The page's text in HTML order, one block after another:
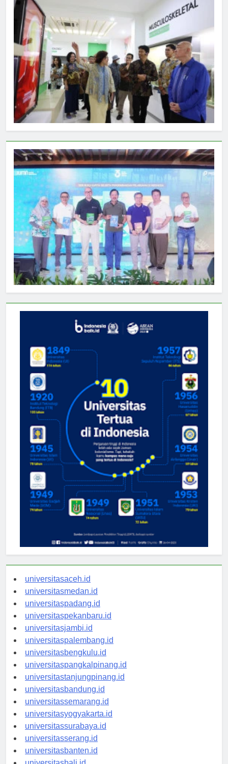
universitasaceh.id
universitasmedan.id
universitaspadang.id
universitaspekanbaru.id
universitasjambi.id
universitaspalembang.id
universitasbengkulu.id
universitaspangkalpinang.id
universitastanjungpinang.id
universitasbandung.id
universitassemarang.id
universitasyogyakarta.id
universitassurabaya.id
universitasserang.id
universitasbanten.id